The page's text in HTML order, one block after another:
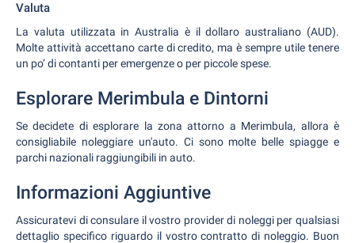
Valuta
La valuta utilizzata in Australia è il dollaro australiano (AUD).
Molte attività accettano carte di credito, ma è sempre utile tenere
un po’ di contanti per emergenze o per piccole spese.
Esplorare Merimbula e Dintorni
Se decidete di esplorare la zona attorno a Merimbula, allora è
consigliabile noleggiare un'auto. Ci sono molte belle spiagge e
parchi nazionali raggiungibili in auto.
Informazioni Aggiuntive
Assicuratevi di consulare il vostro provider di noleggi per qualsiasi
dettaglio specifico riguardo il vostro contratto di noleggio. Buon